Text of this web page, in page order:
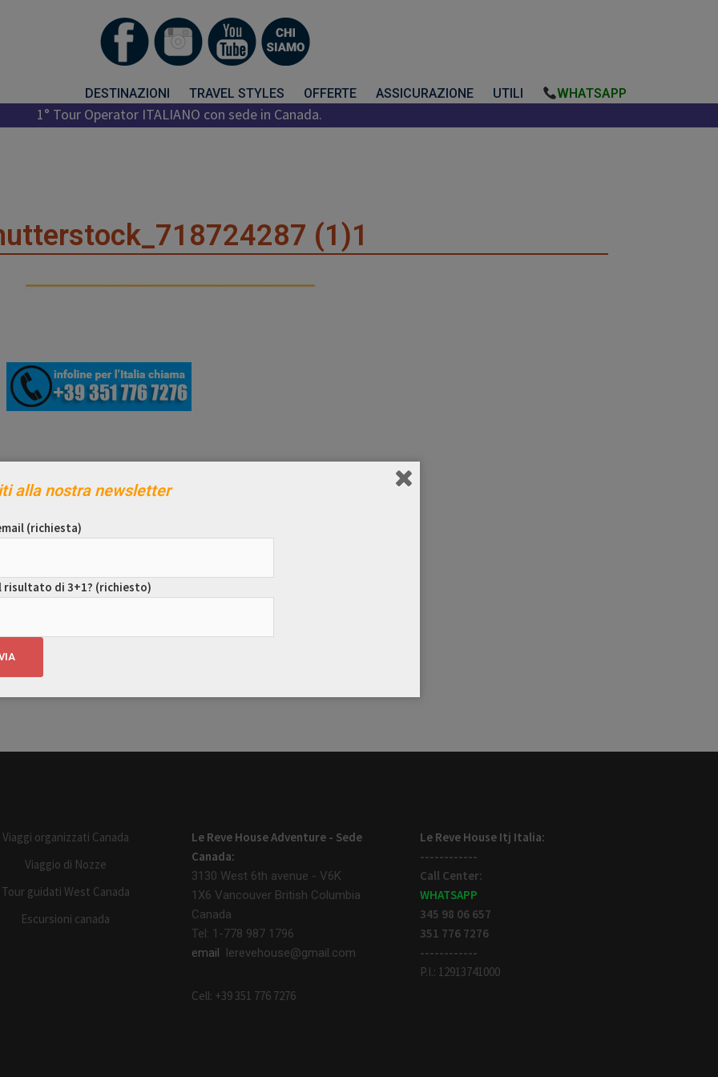
DESTINAZIONI TRAVEL STYLES OFFERTE ASSICURAZIONE UTILI WHATSAPP
1° Tour Operator ITALIANO con sede in Canada.
(1)1
Viaggi organizzati Canada
Viaggio di Nozze
Tour guidati West Canada
Escursioni canada
Le Reve House Adventure - Sede
Canada:
3130 West 6th avenue - V6K
1X6 Vancouver British Columbia
Canada
Tel: 1-778 987 1796
email lerevehouse@gmail.com
Cell: +39 351 776 7276
Le Reve House Itj Italia:
------------
Call Center:
WHATSAPP
345 98 06 657
351 776 7276
------------
P.I.: 12913741000
alla nostra newsletter
(richiesta)
risultato di 3+1? (richiesto)